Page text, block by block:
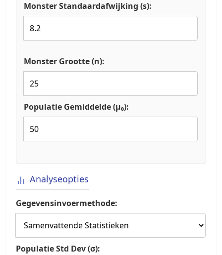
Monster Standaardafwijking (s):
Monster Grootte (n):
Populatie Gemiddelde (μ₀):
Analyseopties
Gegevensinvoermethode:
Populatie Std Dev (σ):